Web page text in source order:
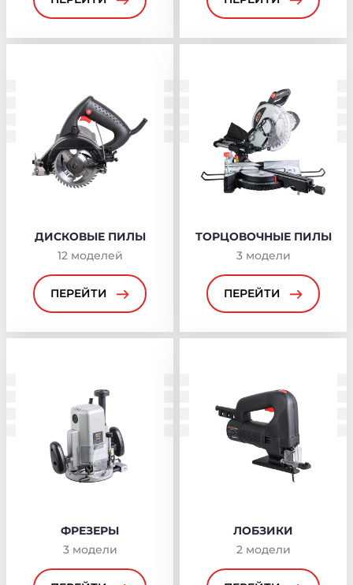
ДИСКОВЫЕ ПИЛЫ
12 моделей
ПЕРЕЙТИ
ТОРЦОВОЧНЫЕ ПИЛЫ
3 модели
ПЕРЕЙТИ
ФРЕЗЕРЫ
3 модели
ЛОБЗИКИ
2 модели